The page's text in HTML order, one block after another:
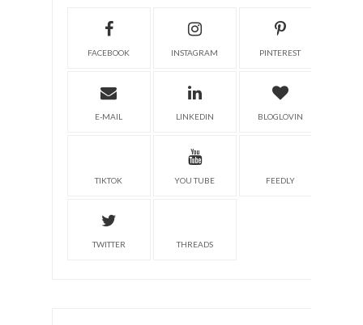
FACEBOOK INSTAGRAM PINTEREST
E-MAIL LINKEDIN BLOGLOVIN
TIKTOK YOU TUBE FEEDLY
TWITTER THREADS